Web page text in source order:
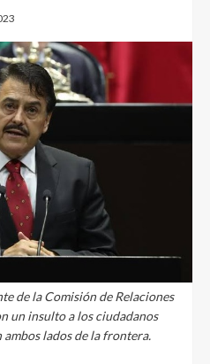
de la Comisión de Relaciones
un insulto a los ciudadanos
ambos lados de la frontera.